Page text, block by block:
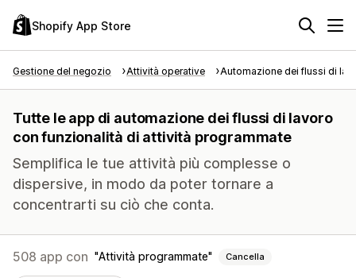
Shopify App Store
Gestione del negozio Attività operative Automazione dei flussi di
Tutte le app di automazione dei flussi di lavoro
con funzionalità di attività programmate
Semplifica le tue attività più complesse o
dispersive, in modo da poter tornare a
concentrarti su ciò che conta.
508 app con Attività programmate Cancella